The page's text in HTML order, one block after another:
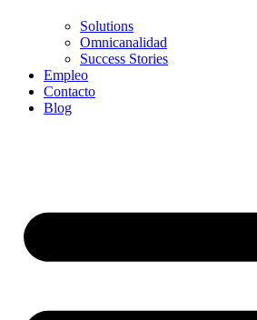
Solutions
Omnicanalidad
Success Stories
Empleo
Contacto
Blog